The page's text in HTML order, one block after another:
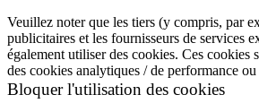
Veuillez noter que les tiers (y compris, par
publicitaires et les fournisseurs de services
également utiliser des cookies. Ces cookies
des cookies analytiques / de performance
Bloquer l'utilisation des cookies